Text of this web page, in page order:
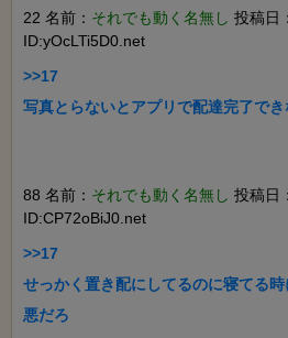
22 名前： それでも動く名無し 投稿日
ID:yOcLTi5D0.net
>>17
写真とらないとアプリで配達完了で
88 名前： それでも動く名無し 投稿日
ID:CP72oBiJ0.net
>>17
せっかく置き配にしてるのに寝てる
悪だろ